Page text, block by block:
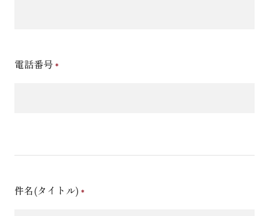
電話番号
件名(タイトル)